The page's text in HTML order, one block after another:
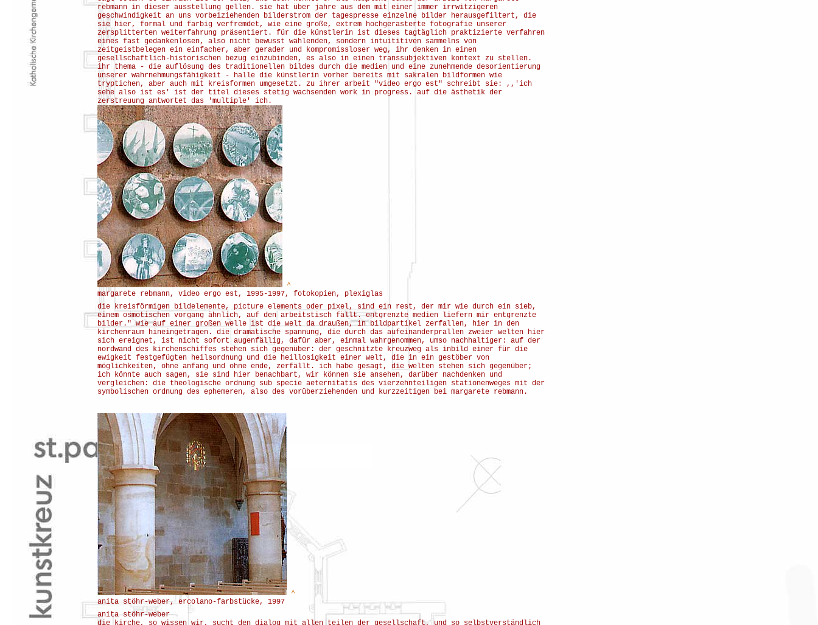
rebmann in dieser ausstellung gellen. sie hat über jahre aus dem mit einer immer irrwitzigeren
geschwindigkeit an uns vorbeiziehenden bilderstrom der tagespresse einzelne bilder herausgefiltert, die
sie hier, formal und farbig verfremdet, wie eine große, extrem hochgerasterte fotografie unserer
zersplitterten weiterfahrung präsentiert. für die künstlerin ist dieses tagtäglich praktizierte verfahren
eines fast gedankenlosen, also nicht bewusst wählenden, sondern intuititiven sammelns von
zeitgeistbelegen ein einfacher, aber gerader und kompromissloser weg, ihr denken in einen
gesellschaftlich-historischen bezug einzubinden, es also in einen transsubjektiven kontext zu stellen.
ihr thema - die auflösung des traditionellen bildes durch die medien und eine zunehmende desorientierung
unserer wahrnehmungsfähigkeit - halle die künstlerin vorher bereits mit sakralen bildformen wie
tryptichen, aber auch mit kreisformen umgesetzt. zu ihrer arbeit "video ergo est" schreibt sie: ,,'ich
sehe also ist es' ist der titel dieses stetig wachsenden work in progress. auf die ästhetik der
zerstreuung antwortet das 'multiple' ich.
^
margarete rebmann, video ergo est, 1995-1997, fotokopien, plexiglas
die kreisförmigen bildelemente, picture elements oder pixel, sind ein rest, der mir wie durch ein sieb,
einem osmotischen vorgang ähnlich, auf den arbeitstisch fällt. entgrenzte medien liefern mir entgrenzte
bilder." wie auf einer großen welle ist die welt da draußen, in bildpartikel zerfallen, hier in den
kirchenraum hineingetragen. die dramatische spannung, die durch das aufeinanderprallen zweier welten hier
sich ereignet, ist nicht sofort augenfällig, dafür aber, einmal wahrgenommen, umso nachhaltiger: auf der
nordwand des kirchenschiffes stehen sich gegenüber: der geschnitzte kreuzweg als inbild einer für die
ewigkeit festgefügten heilsordnung und die heillosigkeit einer welt, die in ein gestöber von
möglichkeiten, ohne anfang und ohne ende, zerfällt. ich habe gesagt, die welten stehen sich gegenüber;
ich könnte auch sagen, sie sind hier benachbart, wir können sie ansehen, darüber nachdenken und
vergleichen: die theologische ordnung sub specie aeternitatis des vierzehnteiligen stationenweges mit der
symbolischen ordnung des ephemeren, also des vorüberziehenden und kurzzeitigen bei margarete rebmann.
^
anita stöhr-weber, ercolano-farbstücke, 1997
anita stöhr-weber
die kirche, so wissen wir, sucht den dialog mit allen teilen der gesellschaft, und so selbstverständlich